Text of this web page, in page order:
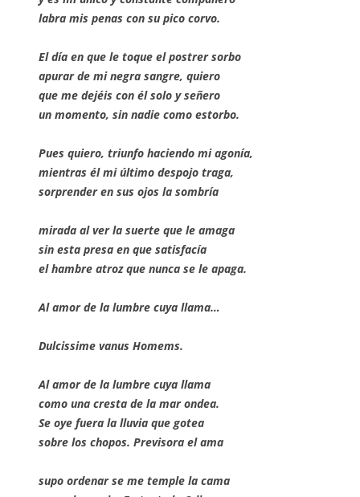
labra mis penas con su pico corvo.
El día en que le toque el postrer sorbo
apurar de mi negra sangre, quiero
que me dejéis con él solo y señero
un momento, sin nadie como estorbo.
Pues quiero, triunfo haciendo mi agonía,
mientras él mi último despojo traga,
sorprender en sus ojos la sombría
mirada al ver la suerte que le amaga
sin esta presa en que satisfacía
el hambre atroz que nunca se le apaga.
Al amor de la lumbre cuya llama…
Dulcissime vanus Homems.
Al amor de la lumbre cuya llama
como una cresta de la mar ondea.
Se oye fuera la lluvia que gotea
sobre los chopos. Previsora el ama
supo ordenar se me temple la cama